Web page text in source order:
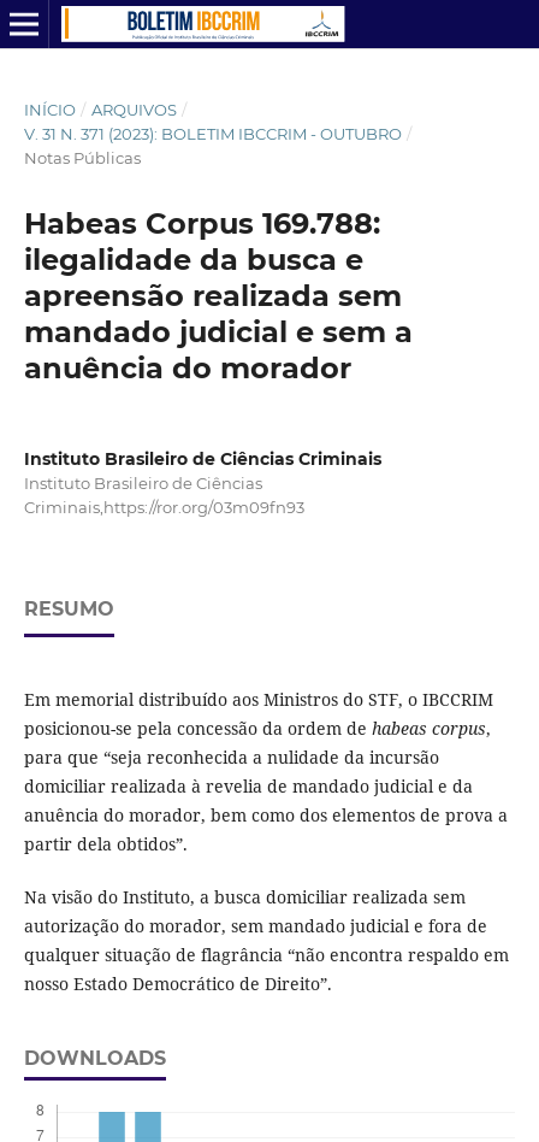
INÍCIO / ARQUIVOS /
V. 31 N. 371 (2023): BOLETIM IBCCRIM - OUTUBRO /
Notas Públicas
Habeas Corpus 169.788:
ilegalidade da busca e
apreensão realizada sem
mandado judicial e sem a
anuência do morador
Instituto Brasileiro de Ciências Criminais
Instituto Brasileiro de Ciências
Criminais,https://ror.org/03m09fn93
RESUMO
Em memorial distribuído aos Ministros do STF, o IBCCRIM
posicionou-se pela concessão da ordem de habeas corpus,
para que “seja reconhecida a nulidade da incursão
domiciliar realizada à revelia de mandado judicial e da
anuência do morador, bem como dos elementos de prova a
partir dela obtidos”.
Na visão do Instituto, a busca domiciliar realizada sem
autorização do morador, sem mandado judicial e fora de
qualquer situação de flagrância “não encontra respaldo em
nosso Estado Democrático de Direito”.
DOWNLOADS